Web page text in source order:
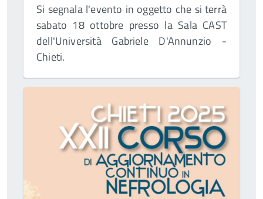
Si segnala l'evento in oggetto che si terrà
sabato 18 ottobre presso la Sala CAST
dell'Università Gabriele D'Annunzio -
Chieti.